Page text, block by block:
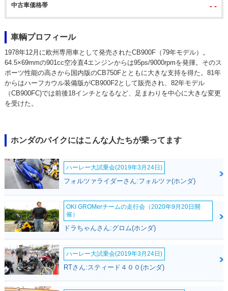
中古車価格帯 - -
車輌プロフィール
1978年12月に欧州専用車として発売されたCB900F（79年モデル）。
64.5×69mmの901cc空冷直4エンジンからは95ps/9000rpmを発揮。そのス
ポーツ性能の高さから国内版のCB750Fとともに大きな支持を得た。81年
からはハーフカウル装備版がCB900F2として販売され、82年モデル
（CB900FC)では前後18インチとなるなど、足まわりを中心に大きな変更
を受けた。
ホンダのバイクにはこんな人たちが乗ってます
ハーレー大試乗会(2019年3月24日)
フォルツァライダーさん:フォルツァ(ホンダ)
OKI GROMerチームの走行会（2020年9月20日開
催）
ドラちゃんさん:グロム(ホンダ)
ハーレー大試乗会(2019年3月24日)
RTさん:スティード４００(ホンダ)